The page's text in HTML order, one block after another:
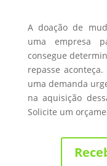
A doação de
uma empresa
consegue
repasse
uma demanda
na aquisição
Solicite um